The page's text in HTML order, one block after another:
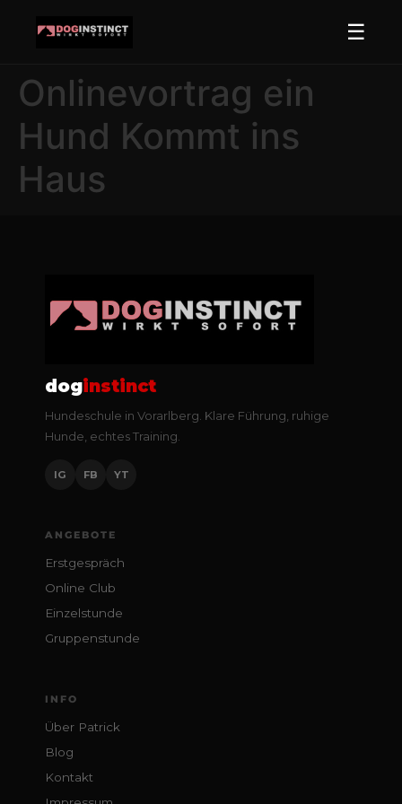
☰
Onlinevortrag ein
Hund Kommt ins
Haus
doginstinct
Hundeschule in Vorarlberg. Klare Führung, ruhige
Hunde, echtes Training.
IG FB YT
ANGEBOTE
Erstgespräch
Online Club
Einzelstunde
Gruppenstunde
INFO
Über Patrick
Blog
Kontakt